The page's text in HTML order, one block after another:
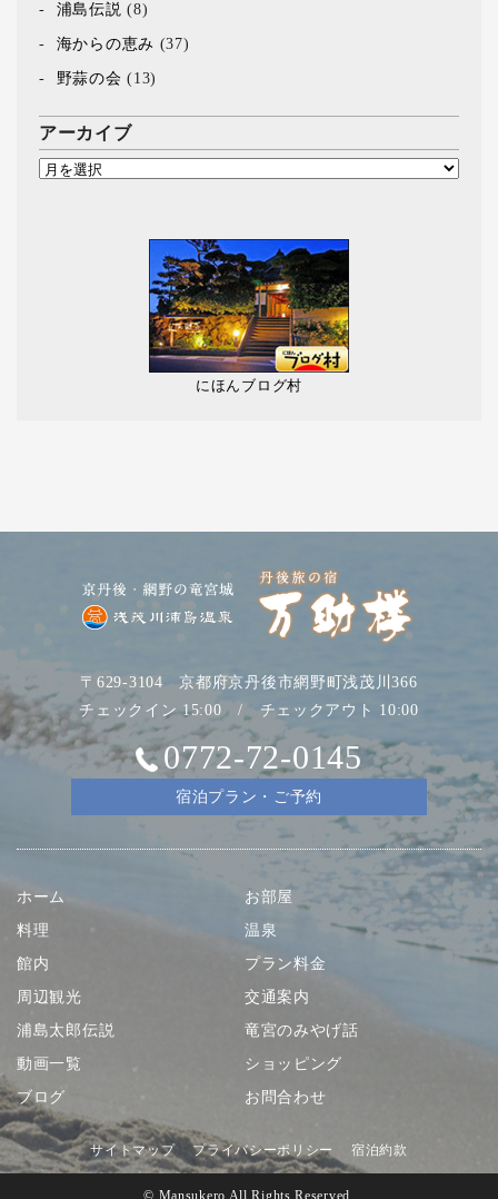
浦島伝説 (8)
海からの恵み (37)
野蒜の会 (13)
アーカイブ
にほんブログ村
〒629-3104 京都府京丹後市網野町浅茂川366
チェックイン 15:00 / チェックアウト 10:00
0772-72-0145
宿泊プラン・ご予約
ホーム
お部屋
料理
温泉
館内
プラン料金
周辺観光
交通案内
浦島太郎伝説
竜宮のみやげ話
動画一覧
ショッピング
ブログ
お問合わせ
サイトマップ プライバシーポリシー 宿泊約款
© Mansukero All Rights Reserved.